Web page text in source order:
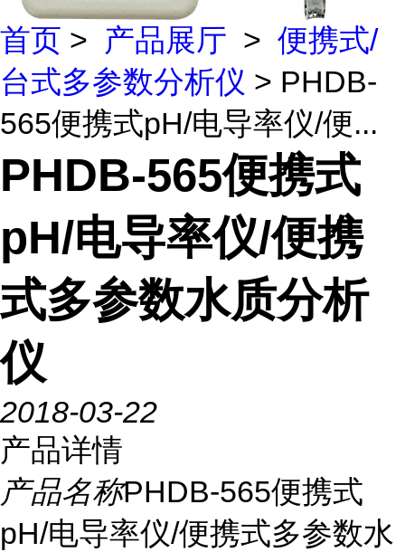
首页 > 产品展厅 > 便携式/
台式多参数分析仪 > PHDB-
565便携式pH/电导率仪/便...
PHDB-565便携式
pH/电导率仪/便携
式多参数水质分析
仪
2018-03-22
产品详情
产品名称PHDB-565便携式
pH/电导率仪/便携式多参数水